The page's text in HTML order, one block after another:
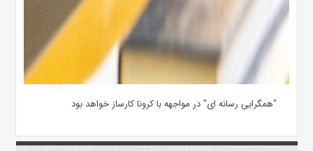
"همگرایی رسانه ای" در مواجهه با کرونا کارساز خواهد بود